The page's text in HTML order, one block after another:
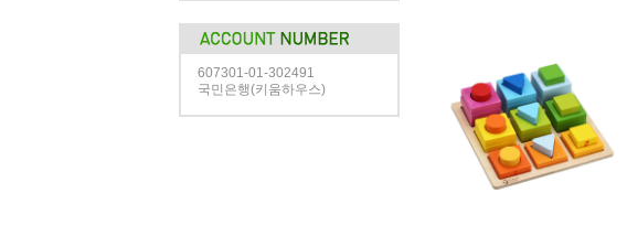
607301-01-302491
국민은행(키움하우스)